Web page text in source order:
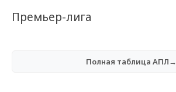
Премьер-лига
Полная таблица АПЛ→